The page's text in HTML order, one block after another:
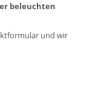
beleuchten
und wir